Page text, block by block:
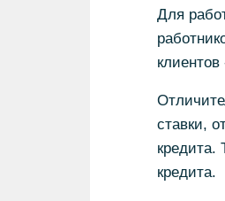
Для
ставки,
кредита.
кредита.